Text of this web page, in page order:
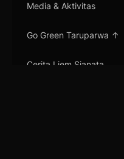
Media & Aktivitas
Go Green Taruparwa ↑
Cerita Liem Sianata